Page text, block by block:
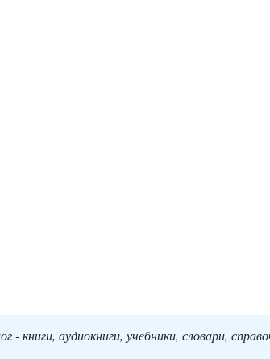
аудиокниги, учебники, словари,